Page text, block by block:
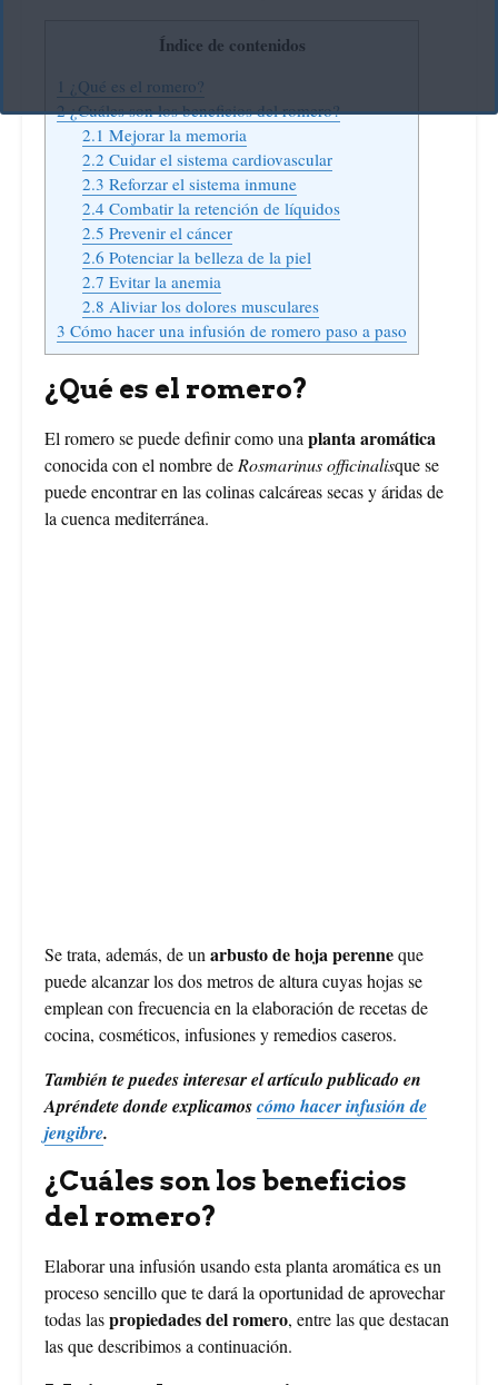
Índice de contenidos
1 ¿Qué es el romero?
2¿Cuáles son los beneficios del romero?
2.1 Mejorar la memoria
2.2 Cuidar el sistema cardiovascular
2.3 Reforzar el sistema inmune
2.4Combatir la retención de líquidos
2.5 Prevenir el cáncer
2.6 Potenciar la belleza de la piel
2.7 Evitar la anemia
2.8 Aliviar los dolores musculares
3 Cómo hacer una infusión de romero paso a paso
¿Qué es el romero?
El romero se puede definir como una planta aromática
conocida con el nombre de Rosmarinus officinalisque se
puede encontrar en las colinas calcáreas secas y áridas de
la cuenca mediterránea.
Se trata, además, de un arbusto de hoja perenneque
puede alcanzar los dos metros de altura cuyas hojas se
emplean con frecuencia en la elaboración de recetas de
cocina, cosméticos, infusiones y remedios caseros.
También te puedes interesar el artículo publicado en
Apréndete donde explicamoscómo hacer infusión de
jengibre.
¿Cuáles son los beneficios
del romero?
Elaborar una infusión usando esta planta aromática es un
proceso sencillo que te dará la oportunidad de aprovechar
todas laspropiedades del romero, entre las que destacan
las que describimos a continuación.